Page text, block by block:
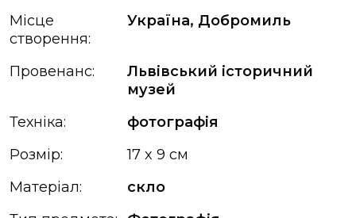
Місце
створення:
Україна, Добромиль
Провенанс:
Львівський історичний
музей
Техніка:
фотографія
Розмір:
17 x 9 см
Матеріал:
скло